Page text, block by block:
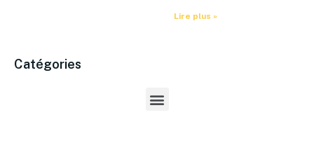
Lire plus »
Catégories